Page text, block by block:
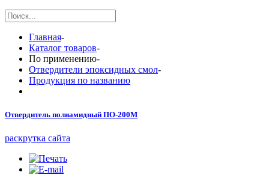
Главная-
Каталог товаров-
По применению-
Отвердители эпоксидных смол-
Продукция по названию
Отвердитель полиамидный ПО-200М
раскрутка сайта